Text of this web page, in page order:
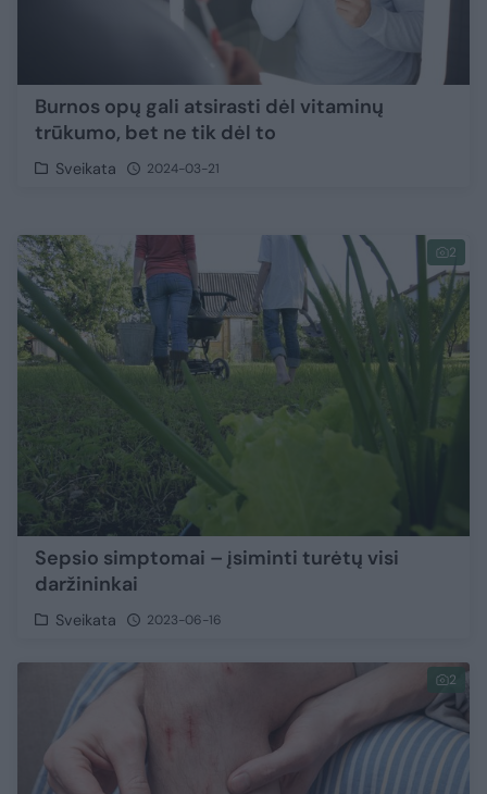
Burnos opų gali atsirasti dėl vitaminų
trūkumo, bet ne tik dėl to
Sveikata 2024-03-21
2
Sepsio simptomai – įsiminti turėtų visi
daržininkai
Sveikata 2023-06-16
2